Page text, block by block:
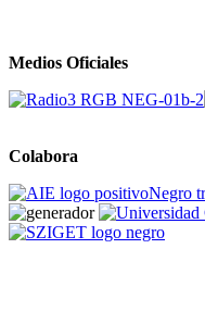
Medios Oficiales
Colabora